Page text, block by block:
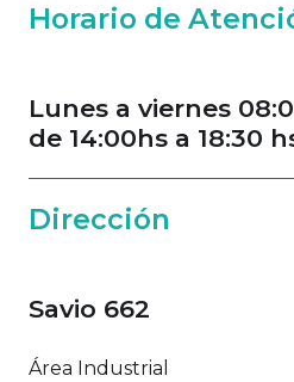
Horario de
Lunes a viernes
de 14:00hs a 18:30
Dirección
Savio 662
Área Industrial